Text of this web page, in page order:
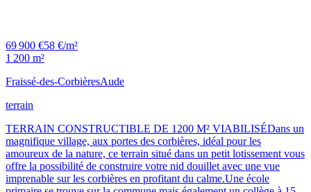
69 900 €58 €/m²
1 200 m²
Fraissé-des-CorbièresAude
terrain
TERRAIN CONSTRUCTIBLE DE 1200 M² VIABILISÉDans un
magnifique village, aux portes des corbières, idéal pour les
amoureux de la nature, ce terrain situé dans un petit lotissement vous
offre la possibilité de construire votre nid douillet avec une vue
imprenable sur les corbières en profitant du calme.Une école